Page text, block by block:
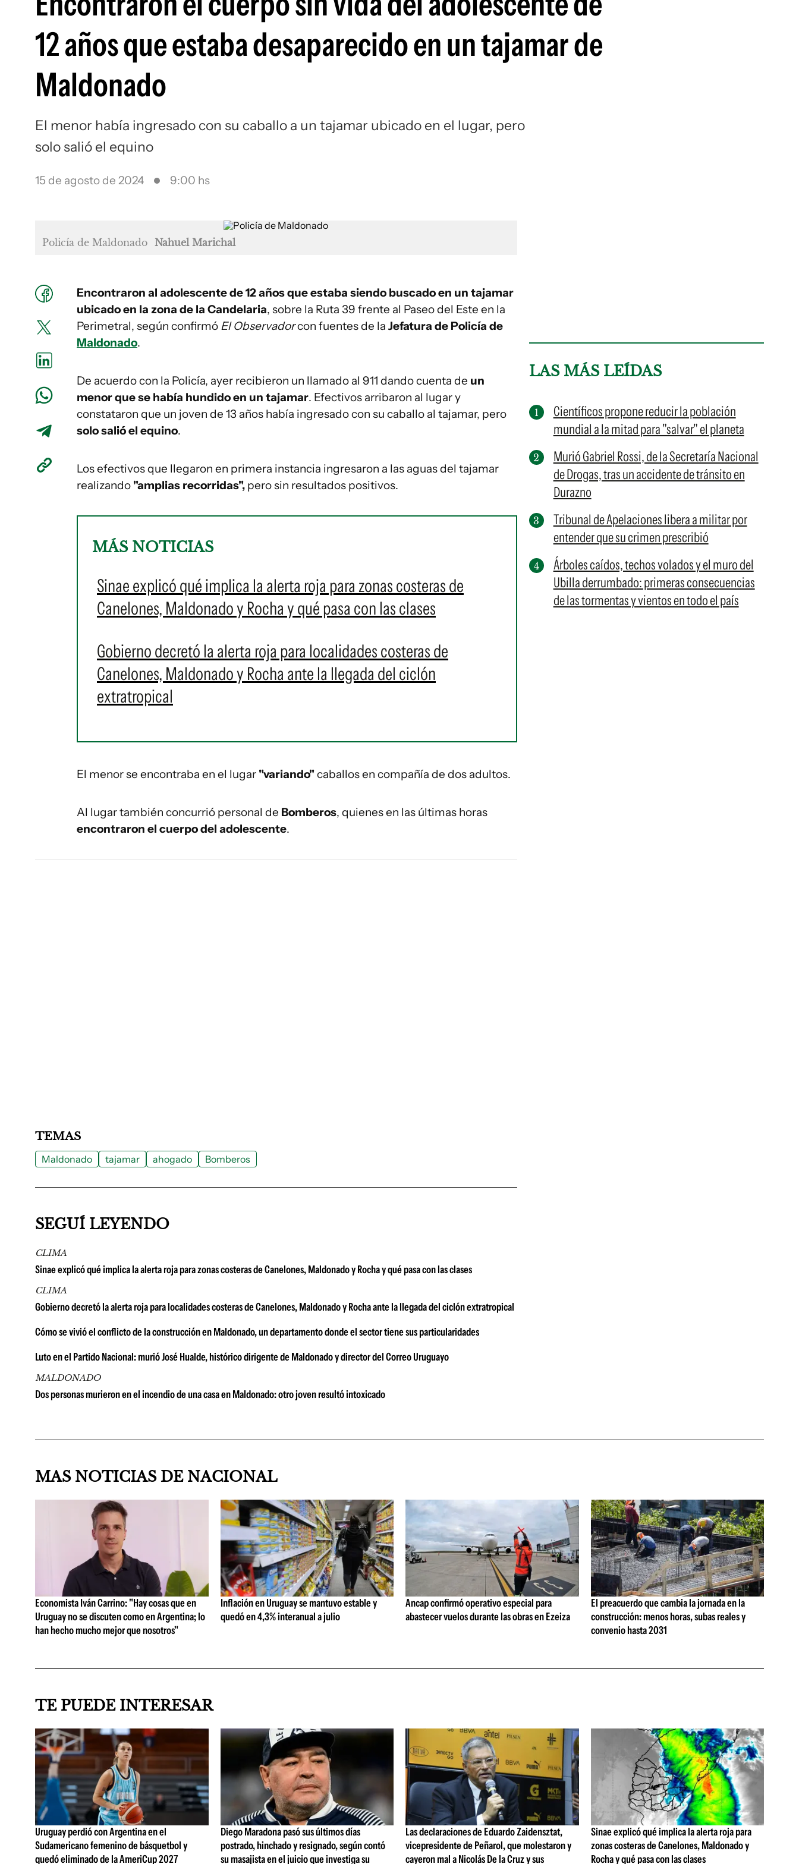
12 años que estaba desaparecido en un tajamar de
Maldonado
El menor había ingresado con su caballo a un tajamar ubicado en el lugar, pero
solo salió el equino
15 de agosto de 2024 9:00 hs
Policía de Maldonado Nahuel Marichal
Encontraron al adolescente de 12 años que estaba siendo buscado en un tajamar
ubicado en la zona de la Candelaria, sobre la Ruta 39 frente al Paseo del Este en la
Perimetral, según confirmó El Observadorcon fuentes de la Jefatura de Policía de
Maldonado.
De acuerdo con la Policía, ayer recibieron un llamado al 911 dando cuenta de un
menor que se había hundido en un tajamar. Efectivos arribaron al lugar y
constataron que un joven de 13 años había ingresado con su caballo al tajamar, pero
solo salió el equino.
Los efectivos que llegaron en primera instancia ingresaron a las aguas del tajamar
realizando "amplias recorridas", pero sin resultados positivos.
MÁS NOTICIAS
Sinae explicó qué implica la alerta roja para zonas costeras de
Canelones, Maldonado y Rocha y qué pasa con las clases
Gobierno decretó la alerta roja para localidades costeras de
Canelones, Maldonado y Rocha ante la llegada del ciclón
extratropical
El menor se encontraba en el lugar "variando"caballos en compañía de dos adultos.
Al lugar también concurrió personal de Bomberos, quienes en las últimas horas
encontraron el cuerpo del adolescente.
LAS MÁS LEÍDAS
Científicos propone reducir la población
mundial a la mitad para "salvar" el planeta
Murió Gabriel Rossi, de la Secretaría Nacional
de Drogas, tras un accidente de tránsito en
Durazno
Tribunal de Apelaciones libera a militar por
entender que su crimen prescribió
Árboles caídos, techos volados y el muro del
Ubilla derrumbado: primeras consecuencias
de las tormentas y vientos en todo el país
TEMAS
Maldonado tajamar ahogado Bomberos
SEGUÍ LEYENDO
CLIMA
Sinae explicó qué implica la alerta roja para zonas costeras de Canelones, Maldonado y Rocha y qué pasa con las clases
CLIMA
Gobierno decretó la alerta roja para localidades costeras de Canelones, Maldonado y Rocha ante la llegada del ciclón extratropical
Cómo se vivió el conflicto de la construcción en Maldonado, un departamento donde el sector tiene sus particularidades
Luto en el Partido Nacional: murió José Hualde, histórico dirigente de Maldonado y director del Correo Uruguayo
MALDONADO
Dos personas murieron en el incendio de una casa en Maldonado: otro joven resultó intoxicado
MAS NOTICIAS DE NACIONAL
Economista Iván Carrino: "Hay cosas que en
Uruguay no se discuten como en Argentina; lo
han hecho mucho mejor que nosotros"
Inflación en Uruguay se mantuvo estable y
quedó en 4,3% interanual a julio
Ancap confirmó operativo especial para
abastecer vuelos durante las obras en Ezeiza
El preacuerdo que cambia la jornada en la
construcción: menos horas, subas reales y
convenio hasta 2031
TE PUEDE INTERESAR
Uruguay perdió con Argentina en el
Sudamericano femenino de básquetbol y
quedó eliminado de la AmeriCup 2027
Diego Maradona pasó sus últimos días
postrado, hinchado y resignado, según contó
su masajista en el juicio que investiga su
Las declaraciones de Eduardo Zaidensztat,
vicepresidente de Peñarol, que molestaron y
cayeron mal a Nicolás De la Cruz y sus
Sinae explicó qué implica la alerta roja para
zonas costeras de Canelones, Maldonado y
Rocha y qué pasa con las clases